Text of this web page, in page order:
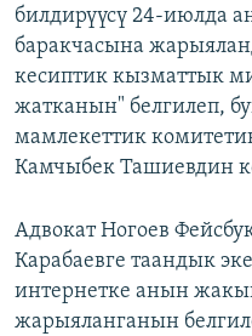
билдирүүсү 24-июлда
баракчасына
кесиптик кызматтык
жатканын" белгилеп,
мамлекеттик
Камчыбек Ташиевдин
Адвокат Ногоев
Карабаевге таандык
интернетке анын
жарыяланганын